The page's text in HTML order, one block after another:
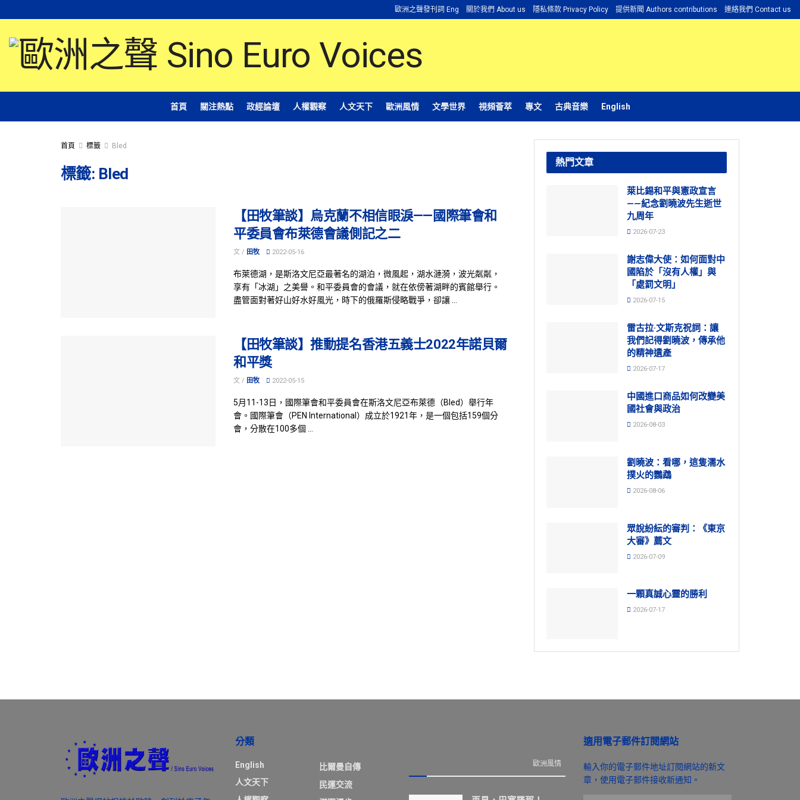
歐洲之聲發刊詞 Eng 關於我們 About us 隱私條款 Privacy Policy 提供新聞 Authors contributions 連絡我們 Contact us
首頁 關注熱點 政經論壇 人權觀察 人文天下 歐洲風情 文學世界 視頻薈萃 專文 古典音樂 English
首頁 標籤 Bled
標籤: Bled
【田牧筆談】烏克蘭不相信眼淚——國際筆會和
平委員會布萊德會議側記之二
文 / 田牧 2022-05-16
布萊德湖，是斯洛文尼亞最著名的湖泊，微風起，湖水漣漪，波光粼粼，
享有「冰湖」之美譽。和平委員會的會議，就在依傍著湖畔的賓館舉行。
盡管面對著好山好水好風光，時下的俄羅斯侵略戰爭，卻讓 ...
【田牧筆談】推動提名香港五義士2022年諾貝爾
和平獎
文 / 田牧 2022-05-15
5月11-13日，國際筆會和平委員會在斯洛文尼亞布萊德（Bled）舉行年
會。國際筆會（PEN International）成立於1921年，是一個包括159個分
會，分散在100多個 ...
熱門文章
萊比錫和平與憲政宣言
——紀念劉曉波先生逝世
九周年
2026-07-23
謝志偉大使：如何面對中
國陷於「沒有人權」與
「處罰文明」
2026-07-15
雷古拉·文斯克祝詞：讓
我們記得劉曉波，傳承他
的精神遺產
2026-07-17
中國進口商品如何改變美
國社會與政治
2026-08-03
劉曉波：看哪，這隻濡水
撲火的鸚鵡
2026-08-06
眾說紛紜的審判：《東京
大審》薦文
2026-07-09
一顆真誠心靈的勝利
2026-07-17
分類
English
人文天下
比爾曼自傳
民運交流
歐洲風情
適用電子郵件訂閱網站
輸入你的電子郵件地址訂閱網站的新文
章，使用電子郵件接收新通知。